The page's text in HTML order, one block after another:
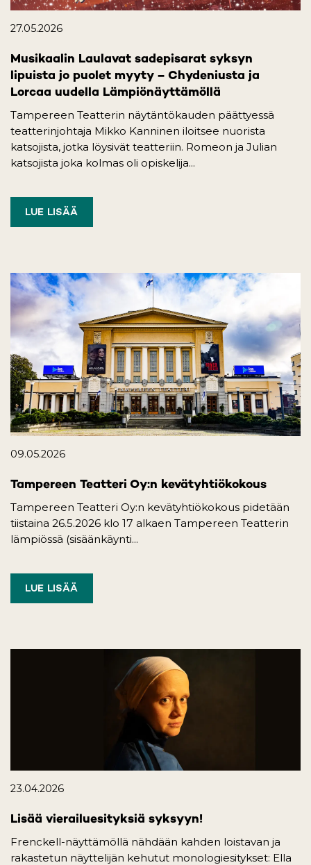
27.05.2026
Musikaalin Laulavat sadepisarat syksyn
lipuista jo puolet myyty – Chydeniusta ja
Lorcaa uudella Lämpiönäyttämöllä
Tampereen Teatterin näytäntökauden päättyessä
teatterinjohtaja Mikko Kanninen iloitsee nuorista
katsojista, jotka löysivät teatteriin. Romeon ja Julian
katsojista joka kolmas oli opiskelija...
LUE LISÄÄ
09.05.2026
Tampereen Teatteri Oy:n kevätyhtiökokous
Tampereen Teatteri Oy:n kevätyhtiökokous pidetään
tiistaina 26.5.2026 klo 17 alkaen Tampereen Teatterin
lämpiössä (sisäänkäynti...
LUE LISÄÄ
23.04.2026
Lisää vierailuesityksiä syksyyn!
Frenckell-näyttämöllä nähdään kahden loistavan ja
rakastetun näyttelijän kehutut monologiesitykset: Ella